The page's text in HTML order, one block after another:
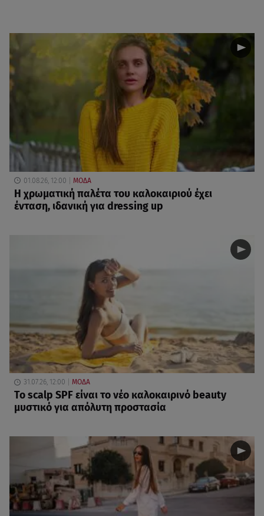
01.08.26, 12:00 ΜΟΔΑ
Η χρωματική παλέτα του καλοκαιριού έχει
ένταση, ιδανική για dressing up
31.07.26, 12:00 ΜΟΔΑ
Το scalp SPF είναι το νέο καλοκαιρινό beauty
μυστικό για απόλυτη προστασία